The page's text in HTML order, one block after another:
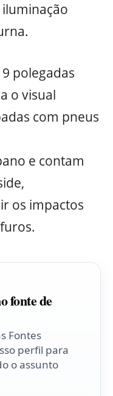
polegadas
o visual
com pneus
e contam
os impactos
fonte de
Fontes
perfil para
o assunto